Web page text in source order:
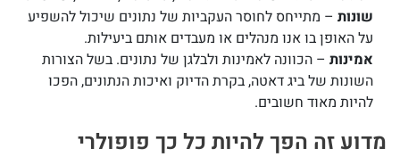
שונות – מתייחס לחוסר העקביות של נתונים שיכול להשפיע
על האופן בו אנו מנהלים או מעבדים אותם ביעילות.
אמינות – הכוונה לאמינות ולבלגן של נתונים. בשל הצורות
השונות של ביג דאטה, בקרת הדיוק ואיכות הנתונים, הפכו
להיות מאוד חשובים.
מדוע זה הפך להיות כל כך פופולרי